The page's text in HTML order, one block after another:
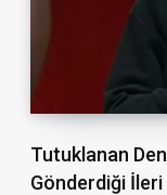
Tutuklanan
Gönderdiği